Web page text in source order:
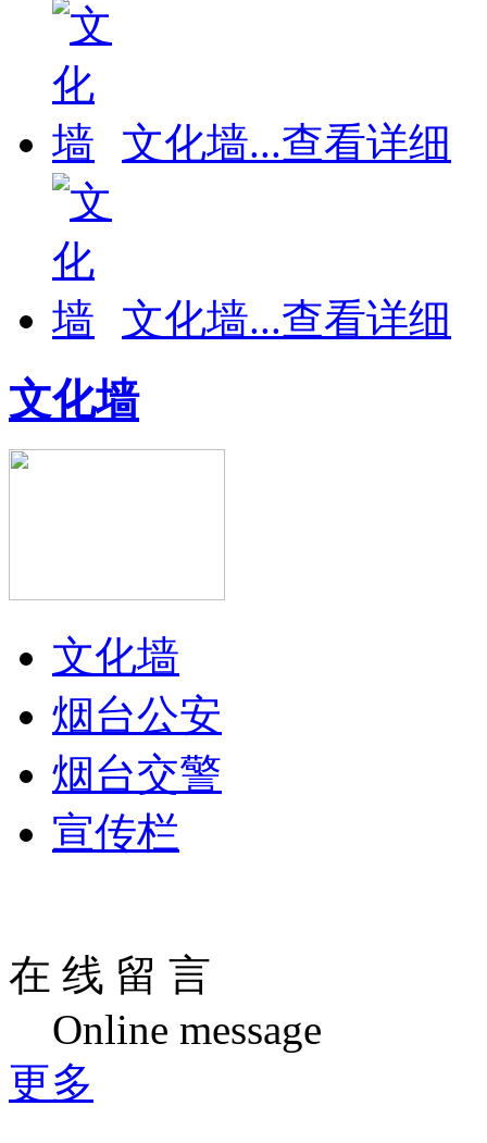
文化墙...查看详细
文化墙...查看详细
文化墙
文化墙
烟台公安
烟台交警
宣传栏
在 线 留 言
Online message
更多